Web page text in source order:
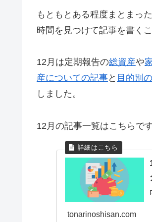
もともとある程度まとまっ
時間を見つけて記事を書く
12月は定期報告の総資産や
産についての記事と 目的別
しました。
12月の記事一覧はこちらです
tonarinoshisan.com